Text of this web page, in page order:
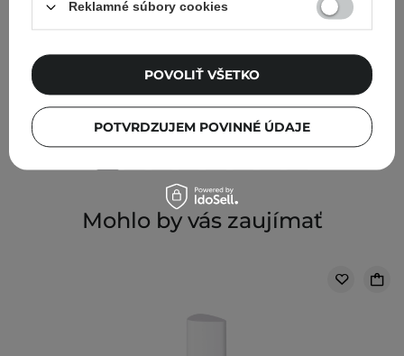
Ibra Makeup - Silikónové kefky na mihalnice - 10 ks
1,80 €
Mohlo by vás zaujímať
Reklamné súbory cookies
POTVRDZUJEM POVINNÉ ÚDAJE
POVOLIŤ VŠETKO